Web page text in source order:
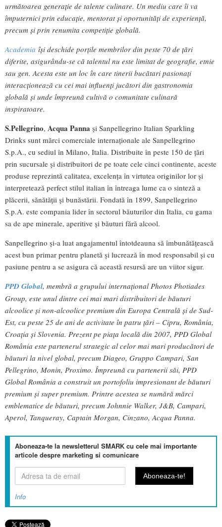
următoarea generație de talente culinare. Un mediu care îi va
împuternici prin educație, mentorat și oportunități de experiență,
precum și prin renumita competiție globală.
Academia își deschide porțile membrilor din peste 70 de țări
diferite, asigurându-se că talentul nu este limitat de geografie, etnie
sau gen. Acesta este un loc în care tinerii bucătari pasionați
interacționează cu cei mai influenți jucători din gastronomia
globală și unde împreună cultivă o comunitate culinară
inspiratoare.
S.Pellegrino, Acqua Panna și Sanpellegrino Italian Sparkling
Drinks sunt mărci comerciale internaționale ale Sanpellegrino
S.p.A., cu sediul în Milano, Italia. Distribuite în peste 150 de țări
prin sucursale și distribuitori de pe toate cele cinci continente, aceste
produse reprezintă calitatea, excelența în virtutea originilor lor și
interpretează perfect stilul italian în întreaga lume ca o sinteză a
plăcerii, sănătății și bunăstării. Fondată în 1899, Sanpellegrino
S.p.A. este compania lider în sectorul băuturilor din Italia, cu gama
sa de ape minerale, aperitive și băuturi fără alcool.
Sanpellegrino și-a luat angajamentul întotdeauna să îmbunătățească
acest bun primar pentru planetă și lucrează în mod responsabil și cu
pasiune pentru a se asigura că această resursă are un viitor sigur.
PPD Global, membră a grupului internațional Photos Photiades
Group, este unul dintre cei mai mari distribuitori de băuturi
alcoolice și non-alcoolice premium din Europa Centrală și de Sud-
Est, cu peste 25 de ani de activitate în patru țări – Cipru, România,
Croația și Slovenia. Prezent pe piața locală din 2007, PPD Global
România este partenerul strategic al celor mai mari producători de
băuturi la nivel global, precum Diageo, Gruppo Campari, San
Pellegrino, Monin, Proximo. Împreună cu partenerii săi, PPD
Global România a construit un portofoliu impresionant de băuturi
premium şi super premium. Printre acestea se numără mărci
emblematice de băuturi, precum Johnnie Walker, J&B, Campari,
Aperol, Tanqueray, Captain Morgan, Cinzano, Acqua Panna.
Aboneaza-te la newsletterul SMARK cu cele mai importante
articole despre marketing si comunicare
Info